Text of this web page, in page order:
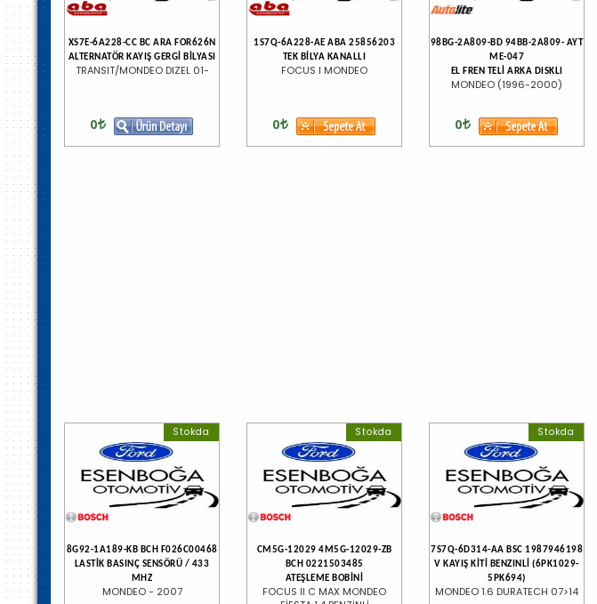
XS7E-6A228-CC BC ARA FOR626N
ALTERNATÖR KAYIŞ GERGİ BİLYASI
TRANSIT/MONDEO DIZEL 01-
0
1S7Q-6A228-AE ABA 25856203
TEK BİLYA KANALLI
FOCUS I MONDEO
0
98BG-2A809-BD 94BB-2A809- AYT
ME-047
EL FREN TELİ ARKA DISKLI
MONDEO (1996-2000)
0
Stokda
8G92-1A189-KB BCH F026C00468
LASTİK BASINÇ SENSÖRÜ / 433
MHZ
MONDEO - 2007
Stokda
CM5G-12029 4M5G-12029-ZB
BCH 0221503485
ATEŞLEME BOBİNİ
FOCUS II C MAX MONDEO
Stokda
7S7Q-6D314-AA BSC 1987946198
V KAYIŞ KİTİ BENZINLİ (6PK1029-
5PK694)
MONDEO 1.6 DURATECH 07>14